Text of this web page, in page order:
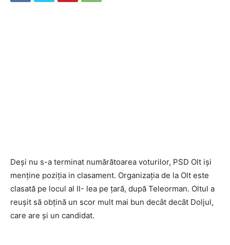
Deși nu s-a terminat numărătoarea voturilor, PSD Olt iși
menține poziția in clasament. Organizația de la Olt este
clasată pe locul al II- lea pe țară, după Teleorman. Oltul a
reușit să obțină un scor mult mai bun decât decât Doljul,
care are și un candidat.